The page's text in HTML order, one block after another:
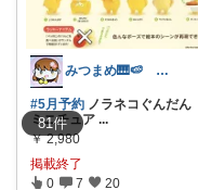
81件
みつまめ🎹🍉 8/9ゆっくりです🙏
#5月予約 ノラネコぐんだん
ミニチュア ...
￥ 2,980
掲載終了
0 7 20